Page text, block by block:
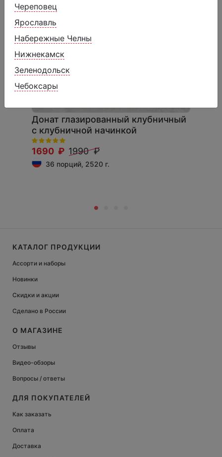
Череповец
Ярославль
Набережные Челны
Нижнекамск
Зеленодольск
Чебоксары
Донат глазированный клубничный
с клубничной начинкой
1690 ₽ 1990 ₽
36 порций, 2520 г.
КАТАЛОГ ПРОДУКЦИИ
Ассорти и наборы
Новинки
Скидки и акции
Сделано в России
О МАГАЗИНЕ
Отзывы
Видео-обзоры
Вопросы / ответы
ДЛЯ ПОКУПАТЕЛЕЙ
Как заказать
Оплата
Доставка